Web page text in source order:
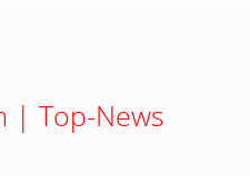
| Top-News